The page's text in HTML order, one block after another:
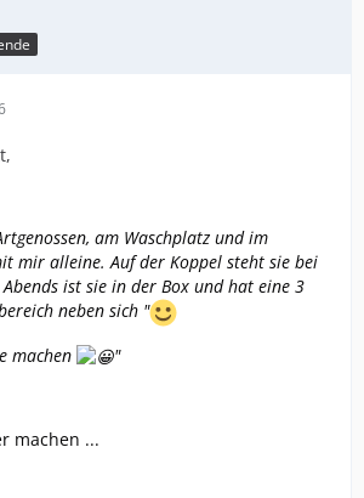
am Waschplatz und im
mir alleine. Auf der Koppel steht sie bei
ist sie in der Box und hat eine 3
neben sich "
machen
"
machen ...